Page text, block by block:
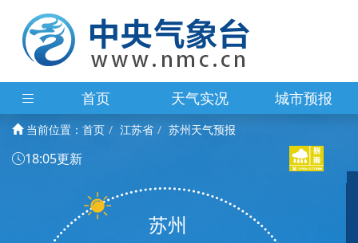
首页 天气实况 城市预报
当前位置： 首页 江苏省 苏州天气预报
18:05更新
苏州